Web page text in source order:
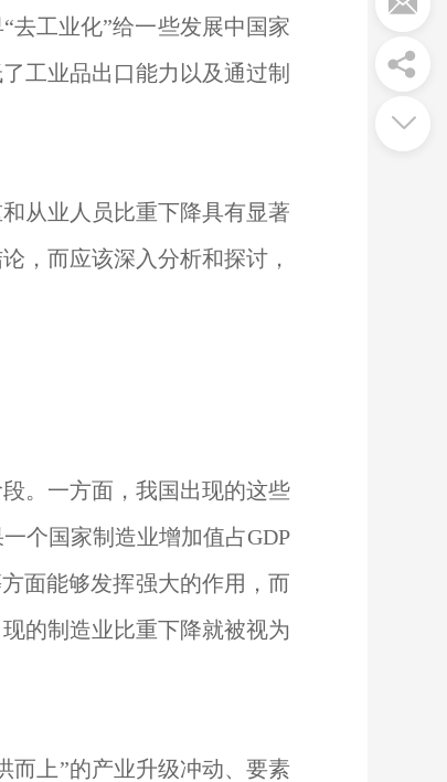
去工业化”给一些发展中国家
工业品出口能力以及通过制
从业人员比重下降具有显著
，而应该深入分析和探讨，
。一方面，我国出现的这些
个国家制造业增加值占GDP
面能够发挥强大的作用，而
的制造业比重下降就被视为
而上”的产业升级冲动、要素